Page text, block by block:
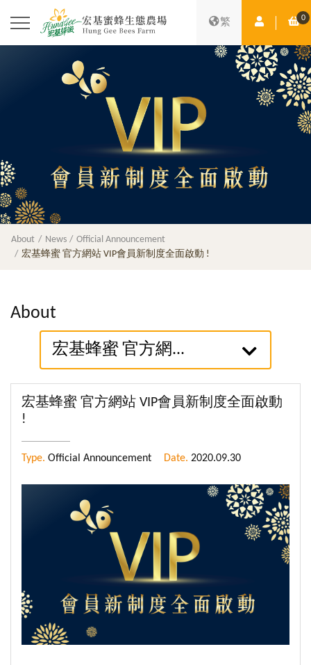
繁 Member 0
About News
Official Announcement
宏基蜂蜜 官方網站 VIP會員新制度全面啟動 !
About
宏基蜂蜜 官方網...
宏基蜂蜜 官方網站 VIP會員新制度全面啟動
!
Type. Official Announcement Date. 2020.09.30